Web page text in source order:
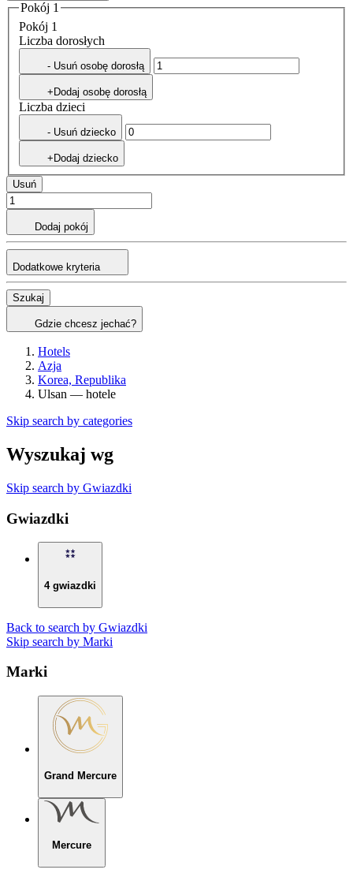
Pokój 1
Pokój 1
Liczba dorosłych
- Usuń osobę dorosłą
+Dodaj osobę dorosłą
Liczba dzieci
- Usuń dziecko
+Dodaj dziecko
Usuń
Dodaj pokój
Dodatkowe kryteria
Szukaj
Gdzie chcesz jechać?
Hotels
Azja
Korea, Republika
Ulsan — hotele
Skip search by categories
Wyszukaj wg
Skip search by Gwiazdki
Gwiazdki
4 gwiazdki
Back to search by Gwiazdki
Skip search by Marki
Marki
Grand Mercure
Mercure